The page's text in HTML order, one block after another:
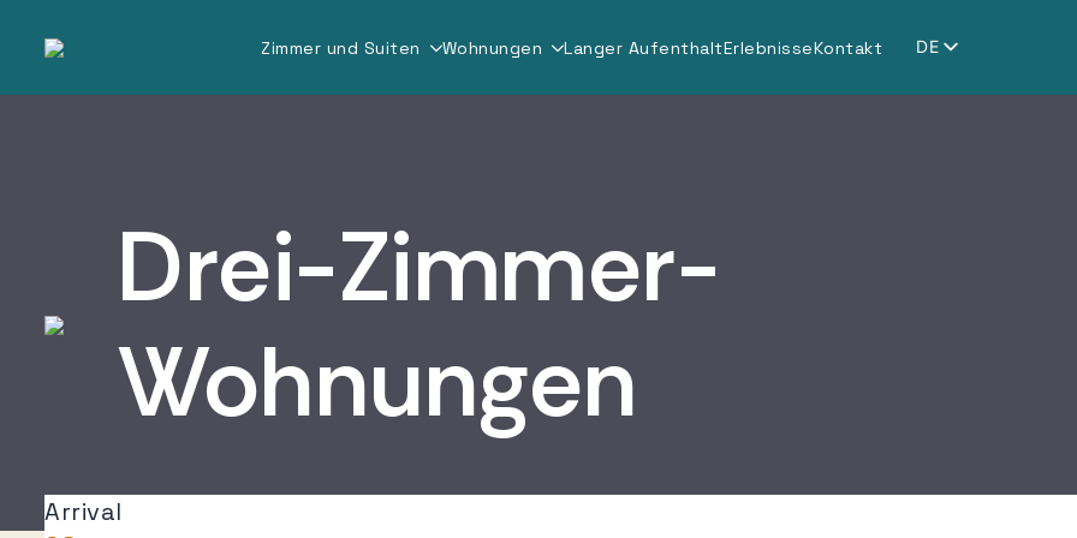
Zimmer und Suiten Wohnungen Langer AufenthaltErlebnisseKontakt
DE
Drei-Zimmer-
Wohnungen